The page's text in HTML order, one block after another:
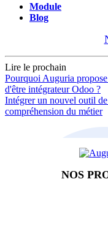
Module
Blog
Lire le prochain
Pourquoi Auguria
d'être intégrateur Odoo ?
Intégrer un nouvel outil
compréhension du métier
NOS